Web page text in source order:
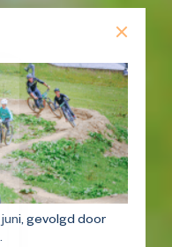
gevolgd door